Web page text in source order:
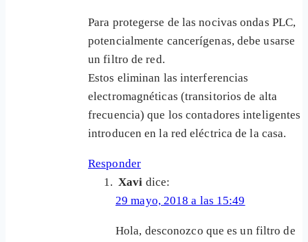
Para protegerse de las nocivas ondas PLC,
potencialmente cancerígenas, debe usarse
un filtro de red.
Estos eliminan las interferencias
electromagnéticas (transitorios de alta
frecuencia) que los contadores inteligentes
introducen en la red eléctrica de la casa.
Responder
Xavi dice:
29 mayo, 2018 a las 15:49
Hola, desconozco que es un filtro de